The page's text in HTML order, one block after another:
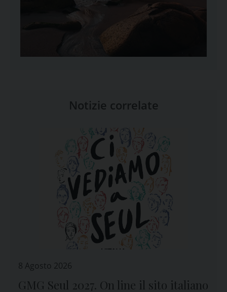
Notizie correlate
8 Agosto 2026
GMG Seul 2027. On line il sito italiano